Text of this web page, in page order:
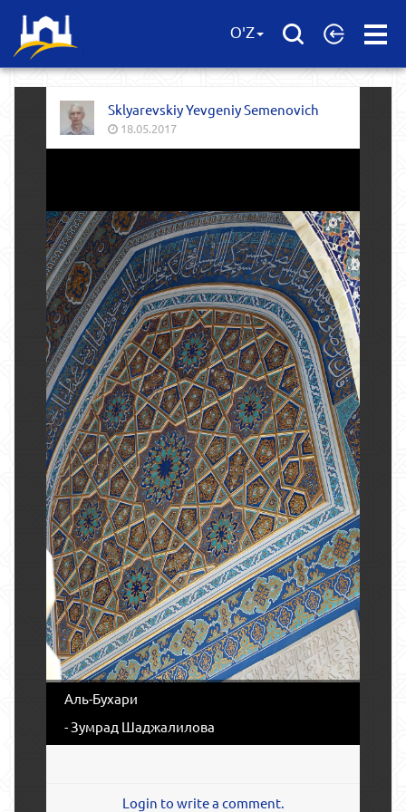
Open
O'Z
Sklyarevskiy Yevgeniy Semenovich
18.05.2017
Аль-Бухари
- Зумрад Шаджалилова
Login to write a comment.